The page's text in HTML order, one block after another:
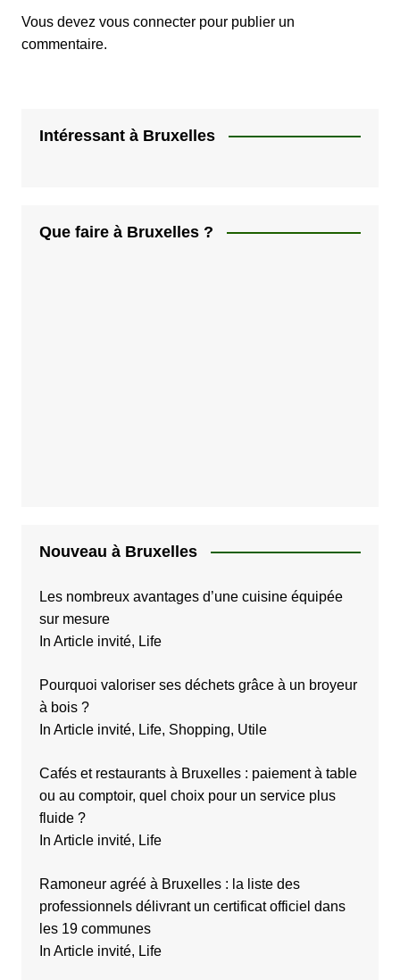
Vous devez vous connecterpour publier un
commentaire.
Intéressant à Bruxelles
Que faire à Bruxelles ?
Nouveau à Bruxelles
Les nombreux avantages d’une cuisine équipée
sur mesure
In Article invité, Life
Pourquoi valoriser ses déchets grâce à un broyeur
à bois ?
In Article invité, Life, Shopping, Utile
Cafés et restaurants à Bruxelles : paiement à table
ou au comptoir, quel choix pour un service plus
fluide ?
In Article invité, Life
Ramoneur agréé à Bruxelles : la liste des
professionnels délivrant un certificat officiel dans
les 19 communes
In Article invité, Life